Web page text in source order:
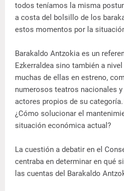
todos teníamos la misma
a costa del bolsillo de los
estos momentos por la
Barakaldo Antzokia es un
Ezkerraldea sino también a
muchas de ellas en estreno,
numerosos teatros nacionales
actores propios de su
¿Cómo solucionar el
situación económica actual?
La cuestión a debatir en el
centraba en determinar en qué
las cuentas del Barakaldo